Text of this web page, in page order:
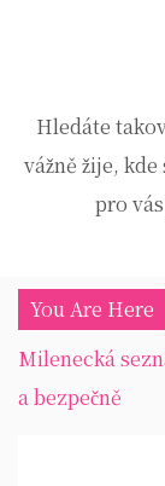
Hledáte
vážně žije,
pro
You Are Here
Milenecká
a bezpečně